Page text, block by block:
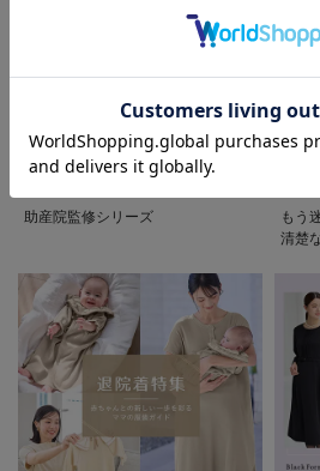
お気に入り商品を
助産院監修シリーズ
もう
清楚